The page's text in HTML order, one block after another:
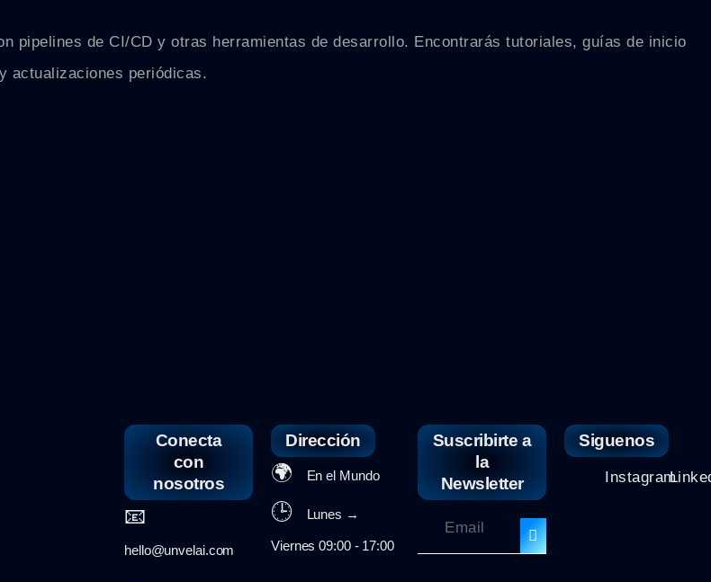
pipelines de CI/CD y otras herramientas de desarrollo. Encontrarás tutoriales, guías de inicio
actualizaciones periódicas.
Conecta
con
nosotros
📧
hello@unvelai.com
Dirección
🌍 En el Mundo
🕒 Lunes →
Viernes 09:00 - 17:00
Suscribirte a
la
Newsletter
Siguenos
Instagram